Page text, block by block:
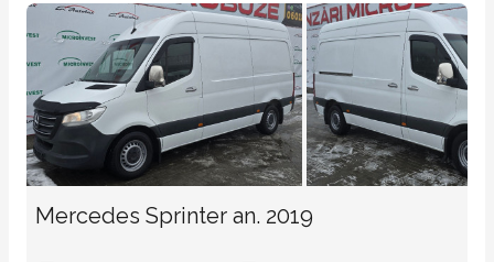
Mercedes Sprinter an. 2019